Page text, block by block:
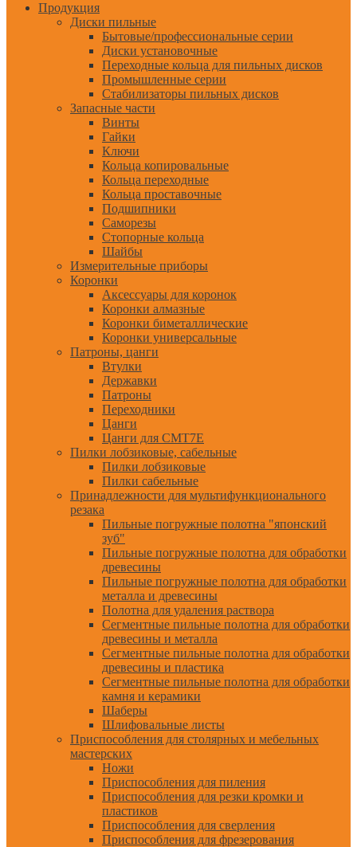
Продукция
Диски пильные
Бытовые/профессиональные серии
Диски установочные
Переходные кольца для пильных дисков
Промышленные серии
Стабилизаторы пильных дисков
Запасные части
Винты
Гайки
Ключи
Кольца копировальные
Кольца переходные
Кольца проставочные
Подшипники
Саморезы
Стопорные кольца
Шайбы
Измерительные приборы
Коронки
Аксессуары для коронок
Коронки алмазные
Коронки биметаллические
Коронки универсальные
Патроны, цанги
Втулки
Державки
Патроны
Переходники
Цанги
Цанги для CMT7E
Пилки лобзиковые, сабельные
Пилки лобзиковые
Пилки сабельные
Принадлежности для мультифункционального
резака
Пильные погружные полотна "японский
зуб"
Пильные погружные полотна для обработки
древесины
Пильные погружные полотна для обработки
металла и древесины
Полотна для удаления раствора
Сегментные пильные полотна для обработки
древесины и металла
Сегментные пильные полотна для обработки
древесины и пластика
Сегментные пильные полотна для обработки
камня и керамики
Шаберы
Шлифовальные листы
Приспособления для столярных и мебельных
мастерских
Ножи
Приспособления для пиления
Приспособления для резки кромки и
пластиков
Приспособления для сверления
Приспособления для фрезерования